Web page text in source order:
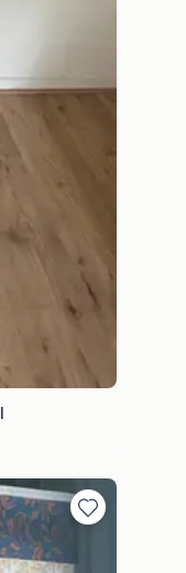
Toevoegen
favorieten